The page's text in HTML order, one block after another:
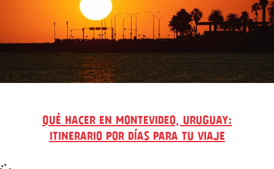
QUÉ HACER EN MONTEVIDEO, URUGUAY:
ITINERARIO POR DÍAS PARA TU VIAJE